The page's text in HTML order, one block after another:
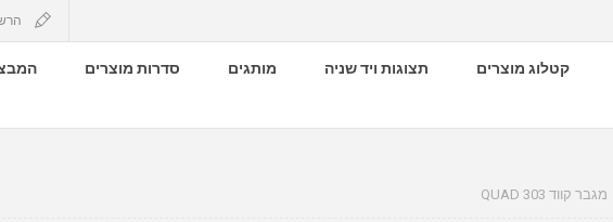
קטלוג מוצרים תצוגות ויד שניה מותגים סדרות מוצרים
מגבר קווד QUAD 303